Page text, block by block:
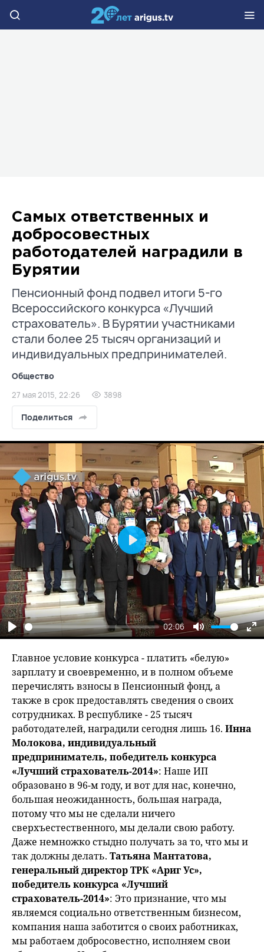
Самых ответственных и
добросовестных
работодателей наградили в
Бурятии
Пенсионный фонд подвел итоги 5-го
Всероссийского конкурса «Лучший
страхователь». В Бурятии участниками
стали более 25 тысяч организаций и
индивидуальных предпринимателей.
Общество
27 мая 2015, 22:26 3898
Поделиться
Play
02:06
Mute
Play
Главное условие конкурса - платить «белую»
зарплату и своевременно, и в полном объеме
перечислять взносы в Пенсионный фонд, а
также в срок предоставлять сведения о своих
сотрудниках. В республике - 25 тысяч
работодателей, наградили сегодня лишь 16. Инна
Молокова, индивидуальный
предприниматель, победитель конкурса
«Лучший страхователь-2014»: Наше ИП
образовано в 96-м году, и вот для нас, конечно,
большая неожиданность, большая награда,
потому что мы не сделали ничего
сверхъестественного, мы делали свою работу.
Даже немножко стыдно получать за то, что мы и
так должны делать. Татьяна Мантатова,
генеральный директор ТРК «Ариг Ус»,
победитель конкурса «Лучший
страхователь-2014»: Это признание, что мы
являемся социально ответственным бизнесом,
компания наша заботится о своих работниках,
мы работаем добросовестно, исполняем свои